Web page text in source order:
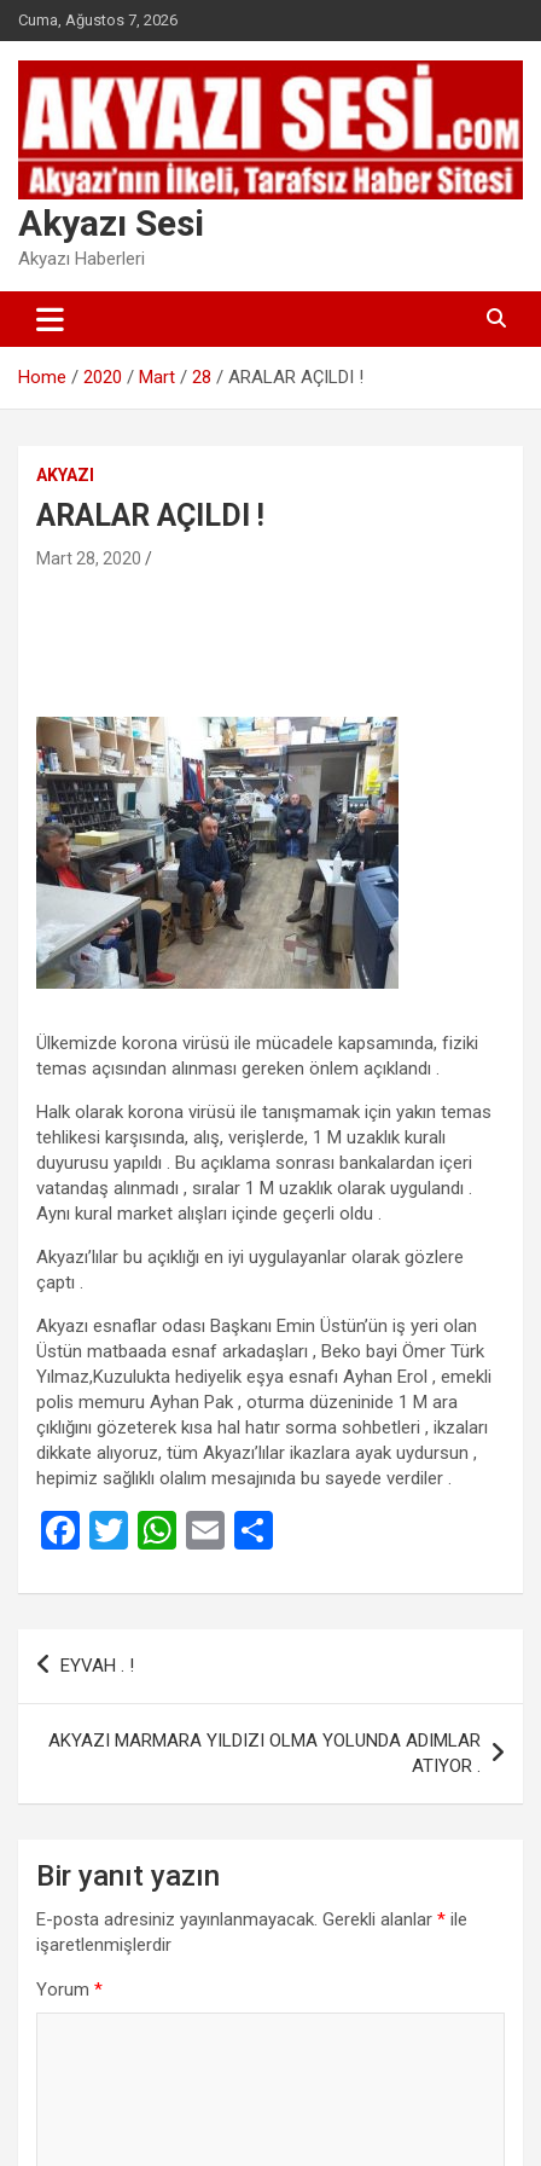
Skip
to
content
Cuma, Ağustos 7, 2026
Akyazı Sesi
Akyazı Haberleri
Home 2020 Mart 28 ARALAR AÇILDI !
AKYAZI
ARALAR AÇILDI !
Mart 28, 2020
Ülkemizde korona virüsü ile mücadele kapsamında, fiziki
temas açısından alınması gereken önlem açıklandı .
Halk olarak korona virüsü ile tanışmamak için yakın temas
tehlikesi karşısında, alış, verişlerde, 1 M uzaklık kuralı
duyurusu yapıldı . Bu açıklama sonrası bankalardan içeri
vatandaş alınmadı , sıralar 1 M uzaklık olarak uygulandı .
Aynı kural market alışları içinde geçerli oldu .
Akyazı’lılar bu açıklığı en iyi uygulayanlar olarak gözlere
çaptı .
Akyazı esnaflar odası Başkanı Emin Üstün’ün iş yeri olan
Üstün matbaada esnaf arkadaşları , Beko bayi Ömer Türk
Yılmaz,Kuzulukta hediyelik eşya esnafı Ayhan Erol , emekli
polis memuru Ayhan Pak , oturma düzeninide 1 M ara
çıklığını gözeterek kısa hal hatır sorma sohbetleri , ikzaları
dikkate alıyoruz, tüm Akyazı’lılar ikazlara ayak uydursun ,
hepimiz sağlıklı olalım mesajınıda bu sayede verdiler .
F
ce
b
o
o
k
T
tt
er
W
at
p
p
E
ail ar
Yazı
EYVAH . !
AKYAZI MARMARA YILDIZI OLMA YOLUNDA ADIMLAR
ATIYOR .
Bir yanıt yazın
E-posta adresiniz yayınlanmayacak. Gerekli alanlar * ile
işaretlenmişlerdir
Yorum *